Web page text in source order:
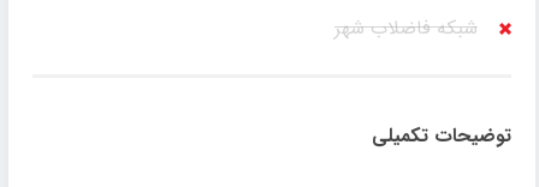
شبکه فاضلاب شهر
توضیحات تکمیلی